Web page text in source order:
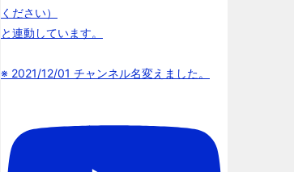
ください）
と連動しています。
※ 2021/12/01 チャンネル名変えました。